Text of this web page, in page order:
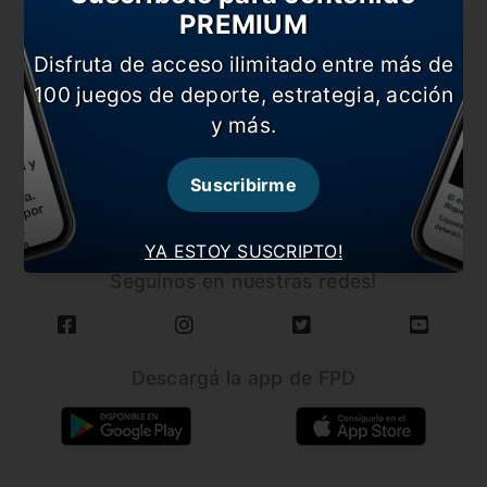
CARGAR MÁS NOTICIAS
Seguínos en nuestras redes!
YA ESTOY SUSCRIPTO!
PREMIUM
Disfruta de acceso ilimitado entre más de
100 juegos de deporte, estrategia, acción
y más.
Suscribirme